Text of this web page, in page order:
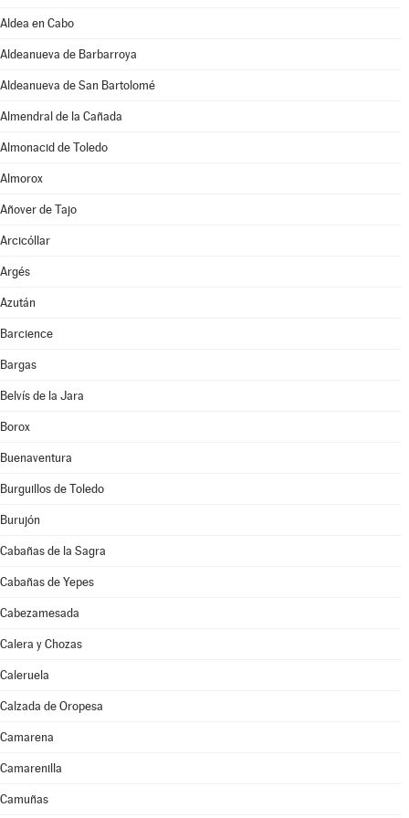
Aldea en Cabo
Aldeanueva de Barbarroya
Aldeanueva de San Bartolomé
Almendral de la Cañada
Almonacid de Toledo
Almorox
Añover de Tajo
Arcicóllar
Argés
Azután
Barcience
Bargas
Belvís de la Jara
Borox
Buenaventura
Burguillos de Toledo
Burujón
Cabañas de la Sagra
Cabañas de Yepes
Cabezamesada
Calera y Chozas
Caleruela
Calzada de Oropesa
Camarena
Camarenilla
Camuñas